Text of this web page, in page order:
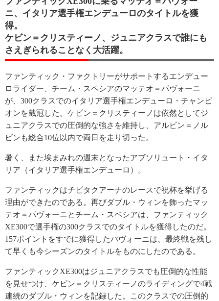
ニ、イタリア選手権エンデューロのタイトルを獲
得。
ケビン＝クリスティーノ、ジュニアクラスで誰にも
さえぎられることなく大活躍。
ファンティック・ファクトリーがサポートするエンデュー
ロライダー、チーム・スペシアのマッテオ＝パヴォーニ
が、300クラスでのイタリア選手権エンデューロ・チャンピ
オンを戴冠した。ケビン＝クリスティーノは依然としてジ
ュニアクラスでの圧倒的な強さを維持し、アルビン＝ノル
ビンも総合10位以内で両日を走り切った。
暑く、また埃まみれの週末となったアブソリュート・イタ
リア（イタリア選手権エンデューロ）。
ファンティックはチビタクアーナのレースで祝杯を挙げる
理由ができたのである。再びダブル・ウィンを飾ったマッ
テオ＝パヴォーニとチーム・スペシアは、ファンティック
XE300で選手権の300クラスでのタイトルを獲得したのだ。
157ポイントをすでに獲得したパヴォーニは、最終戦を残し
て早くも今シーズンのタイトルをものにしたのである。
ファンティックXE300はジュニアクラスでも圧倒的な性能
を見せつけ、ケビン＝クリスティーノのライディングで4戦
連続のダブル・ウィンを記録した。このクラスでの圧倒的